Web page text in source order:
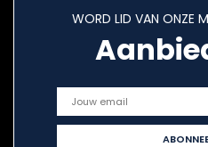
WORD LID VAN ONZE